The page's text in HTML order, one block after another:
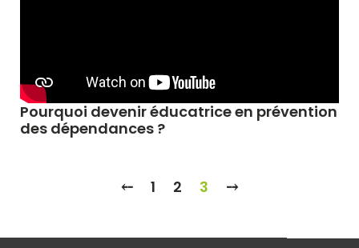
Pourquoi devenir éducatrice en prévention
des dépendances ?
⤌ 1 2 3 ⤍